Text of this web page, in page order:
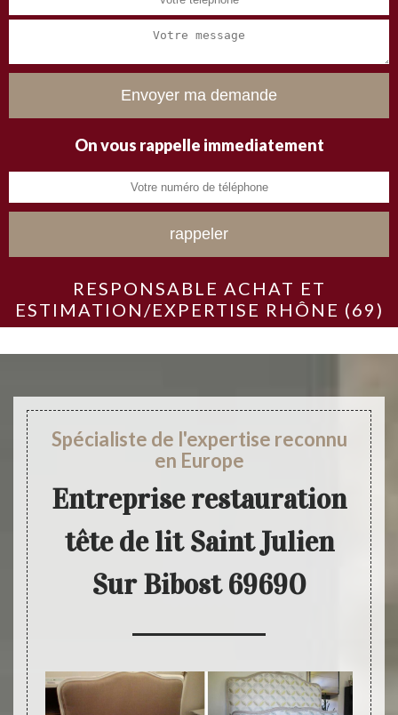
On vous rappelle immediatement
RESPONSABLE ACHAT ET
ESTIMATION/EXPERTISE RHÔNE (69)
Spécialiste de l'expertise reconnu
en Europe
Entreprise restauration
tête de lit Saint Julien
Sur Bibost 69690